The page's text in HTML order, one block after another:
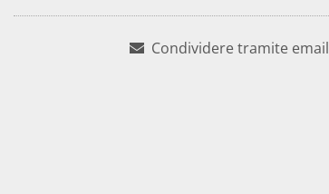
Condividere tramite email